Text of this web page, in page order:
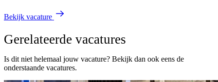
Bekijk vacature
Gerelateerde vacatures
Is dit niet helemaal jouw vacature? Bekijk dan ook eens de
onderstaande vacatures.